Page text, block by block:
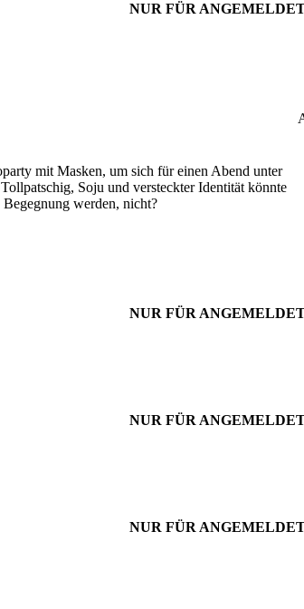
NUR FÜR
mit Masken, um sich für einen Abend unter
Soju und versteckter Identität könnte
werden, nicht?
NUR FÜR
NUR FÜR
NUR FÜR